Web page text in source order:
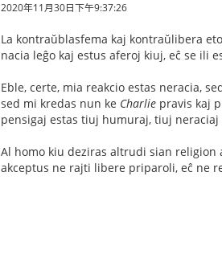
2020年11月30日下午9:37:26
La kontraŭblasfema kaj kontraŭlibera
nacia leĝo kaj estus aferoj kiuj, eĉ se ili
Eble, certe, mia reakcio estas neracia,
sed mi kredas nun ke Charlie pravis kaj
pensigaj estas tiuj humuraj, tiuj neraciaj
Al homo kiu deziras altrudi sian religion
akceptus ne rajti libere priparoli, eĉ ne